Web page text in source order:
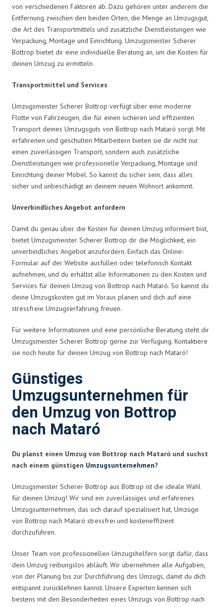
von verschiedenen Faktoren ab. Dazu gehören unter anderem die
Entfernung zwischen den beiden Orten, die Menge an Umzugsgut,
die Art des Transportmittels und zusätzliche Dienstleistungen wie
Verpackung, Montage und Einrichtung. Umzugsmeister Scherer
Bottrop bietet dir eine individuelle Beratung an, um die Kosten für
deinen Umzug zu ermitteln.
Transportmittel und Services
Umzugsmeister Scherer Bottrop verfügt über eine moderne
Flotte von Fahrzeugen, die für einen sicheren und effizienten
Transport deines Umzugsguts von Bottrop nach Mataró sorgt. Mit
erfahrenen und geschulten Mitarbeitern bieten sie dir nicht nur
einen zuverlässigen Transport, sondern auch zusätzliche
Dienstleistungen wie professionelle Verpackung, Montage und
Einrichtung deiner Möbel. So kannst du sicher sein, dass alles
sicher und unbeschädigt an deinem neuen Wohnort ankommt.
Unverbindliches Angebot anfordern
Damit du genau über die Kosten für deinen Umzug informiert bist,
bietet Umzugsmeister Scherer Bottrop dir die Möglichkeit, ein
unverbindliches Angebot anzufordern. Einfach das Online-
Formular auf der Website ausfüllen oder telefonisch Kontakt
aufnehmen, und du erhältst alle Informationen zu den Kosten und
Services für deinen Umzug von Bottrop nach Mataró. So kannst du
deine Umzugskosten gut im Voraus planen und dich auf eine
stressfreie Umzugserfahrung freuen.
Für weitere Informationen und eine persönliche Beratung steht dir
Umzugsmeister Scherer Bottrop gerne zur Verfügung. Kontaktiere
sie noch heute für deinen Umzug von Bottrop nach Mataró!
Günstiges
Umzugsunternehmen für
den Umzug von Bottrop
nach Mataró
Du planst einen Umzug von Bottrop nach Mataró und suchst
nach einem günstigen Umzugsunternehmen?
Umzugsmeister Scherer Bottrop aus Bottrop ist die ideale Wahl
für deinen Umzug! Wir sind ein zuverlässiges und erfahrenes
Umzugsunternehmen, das sich darauf spezialisiert hat, Umzüge
von Bottrop nach Mataró stressfrei und kosteneffizient
durchzuführen.
Unser Team von professionellen Umzugshelfern sorgt dafür, dass
dein Umzug reibungslos abläuft. Wir übernehmen alle Aufgaben,
von der Planung bis zur Durchführung des Umzugs, damit du dich
entspannt zurücklehnen kannst. Unsere Experten kennen sich
bestens mit den Besonderheiten eines Umzugs von Bottrop nach